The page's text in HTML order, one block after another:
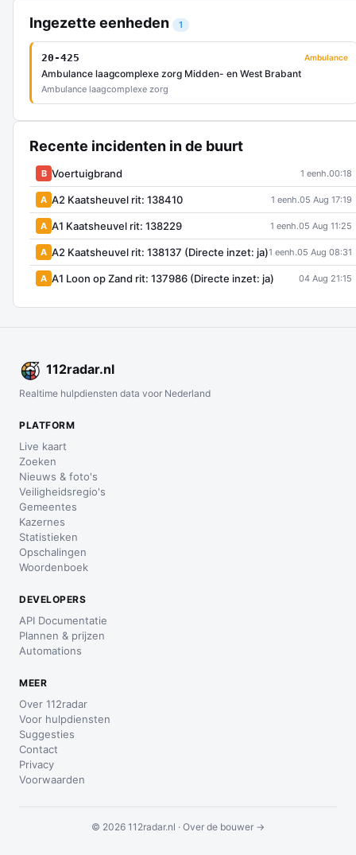
Ingezette eenheden 1
20-425 Ambulance
Ambulance laagcomplexe zorg Midden- en West Brabant
Ambulance laagcomplexe zorg
Recente incidenten in de buurt
B Voertuigbrand 1 eenh.00:18
A A2 Kaatsheuvel rit: 138410 1 eenh.05 Aug 17:19
A A1 Kaatsheuvel rit: 138229 1 eenh.05 Aug 11:25
A A2 Kaatsheuvel rit: 138137 (Directe inzet: ja)1 eenh.05 Aug 08:31
A A1 Loon op Zand rit: 137986 (Directe inzet: ja) 04 Aug 21:15
112radar.nl
Realtime hulpdiensten data voor Nederland
PLATFORM
Live kaart
Zoeken
Nieuws & foto's
Veiligheidsregio's
Gemeentes
Kazernes
Statistieken
Opschalingen
Woordenboek
DEVELOPERS
API Documentatie
Plannen & prijzen
Automations
MEER
Over 112radar
Voor hulpdiensten
Suggesties
Contact
Privacy
Voorwaarden
© 2026 112radar.nl · Over de bouwer →